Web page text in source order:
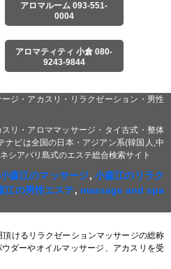
アロマルーム 093-551-
0004
アロマティティ 小倉 080-
9243-9844
ジ・アカスリ・リラクゼーション・男性
リ・アロママッサージ・タイ古式・整体
ナビは全国の日本・アジアン系(韓国人,中
シアバリ島式のエステ総合検索サイト
小森江のマッサージ, 小森江のリラク
江の男性エステ, massage and spa
けるリラクゼーションマッサージの総称
ダーやオイルマッサージ、アカスリを受